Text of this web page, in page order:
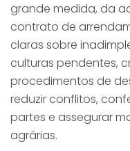
grande medida, da
contrato de
claras sobre
culturas pendentes,
procedimentos de
reduzir conflitos,
partes e assegurar
agrárias.